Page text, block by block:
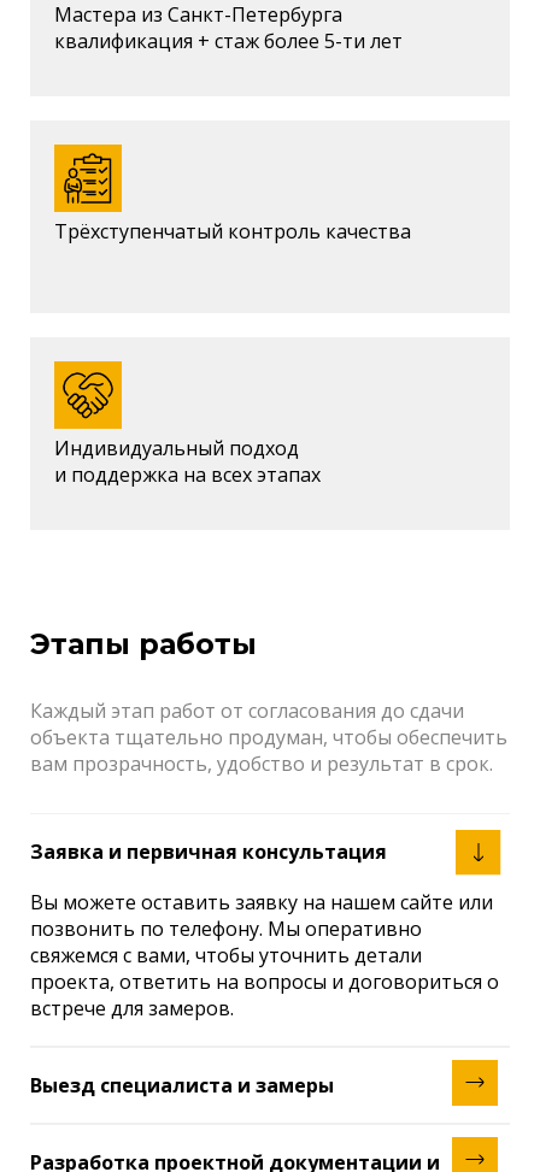
Мастера из Санкт-Петербурга
квалификация + стаж более 5-ти лет
Трёхступенчатый контроль качества
Индивидуальный подход
и поддержка на всех этапах
Этапы работы
Каждый этап работ от согласования до сдачи
объекта тщательно продуман, чтобы обеспечить
вам прозрачность, удобство и результат в срок.
Заявка и первичная консультация
Вы можете оставить заявку на нашем сайте или
позвонить по телефону. Мы оперативно
свяжемся с вами, чтобы уточнить детали
проекта, ответить на вопросы и договориться о
встрече для замеров.
Выезд специалиста и замеры
Наш специалист приезжает на объект в удобное
для вас время, проводит необходимые замеры и
оценивает текущее состояние помещения. Мы
Разработка проектной документации и